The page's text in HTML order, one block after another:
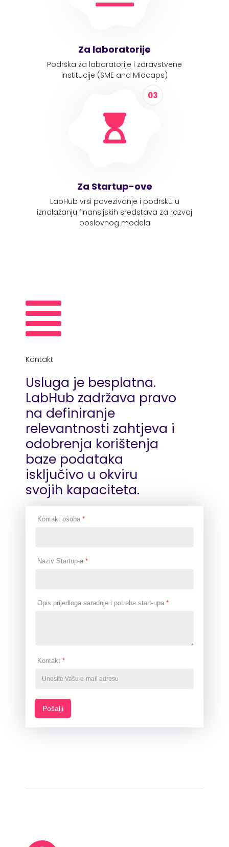
Za laboratorije
Podrška za labaratorije i zdravstvene
institucije (SME and Midcaps)
03
Za Startup-ove
LabHub vrši povezivanje i podršku u
iznalažanju finansijskih sredstava za razvoj
poslovnog modela
Kontakt
Usluga je besplatna.
LabHub zadržava pravo
na definiranje
relevantnosti zahtjeva i
odobrenja korištenja
baze podataka
isključivo u okviru
svojih kapaciteta.
Kontakt osoba *
Naziv Startup-a *
Opis prijedloga saradnje i potrebe start-upa *
Kontakt *
Pošalji